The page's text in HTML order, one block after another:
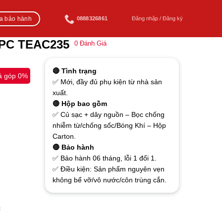
bảo hành 0888326861 Đăng nhập / Đăng ký
TEAC235 0 Đánh Giá
góp 0%
🔴 Tình trạng
✅ Mới, đầy đủ phụ kiện từ nhà sản
xuất.
🔴 Hộp bao gồm
✅ Củ sạc + dây nguồn – Bọc chống
nhiễm từ/chống sốc/Bóng Khí – Hộp
Carton.
🔴 Bảo hành
✅ Bảo hành 06 tháng, lỗi 1 đổi 1.
✅ Điều kiện: Sản phẩm nguyên vẹn
không bể vỡ/vô nước/côn trùng cắn.